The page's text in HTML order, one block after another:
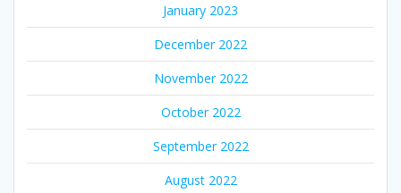
January 2023
December 2022
November 2022
October 2022
September 2022
August 2022